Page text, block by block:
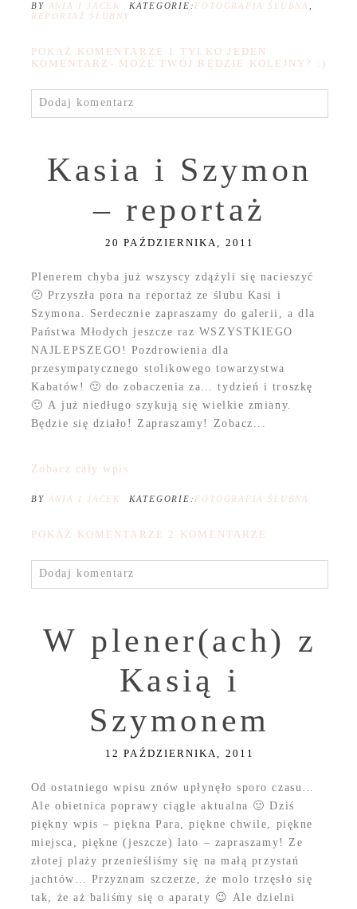
BY ANIA I JACEK KATEGORIE: FOTOGRAFIA ŚLUBNA ,
REPORTAŻ ŚLUBNY
POKAŻ KOMENTARZE
1 TYLKO JEDEN
KOMENTARZ- MOŻE TWÓJ BĘDZIE KOLEJNY? :)
Dodaj komentarz
Kasia i Szymon
– reportaż
20 PAŹDZIERNIKA, 2011
Plenerem chyba już wszyscy zdążyli się nacieszyć
🙂 Przyszła pora na reportaż ze ślubu Kasi i
Szymona. Serdecznie zapraszamy do galerii, a dla
Państwa Młodych jeszcze raz WSZYSTKIEGO
NAJLEPSZEGO! Pozdrowienia dla
przesympatycznego stolikowego towarzystwa
Kabatów! 🙂 do zobaczenia za… tydzień i troszkę
🙂 A już niedługo szykują się wielkie zmiany.
Będzie się działo! Zapraszamy! Zobacz...
Zobacz cały wpis
BY ANIA I JACEK KATEGORIE: FOTOGRAFIA ŚLUBNA
POKAŻ KOMENTARZE 2 KOMENTARZE
Dodaj komentarz
W plener(ach) z
Kasią i
Szymonem
12 PAŹDZIERNIKA, 2011
Od ostatniego wpisu znów upłynęło sporo czasu…
Ale obietnica poprawy ciągle aktualna 🙂 Dziś
piękny wpis – piękna Para, piękne chwile, piękne
miejsca, piękne (jeszcze) lato – zapraszamy! Ze
złotej plaży przenieśliśmy się na małą przystań
jachtów… Przyznam szczerze, że molo trzęsło się
tak, że aż baliśmy się o aparaty 😉 Ale dzielni